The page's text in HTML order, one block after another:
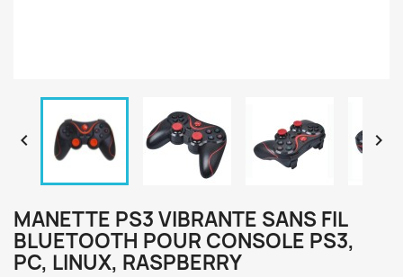
 
MANETTE PS3 VIBRANTE SANS FIL
BLUETOOTH POUR CONSOLE PS3,
PC, LINUX, RASPBERRY